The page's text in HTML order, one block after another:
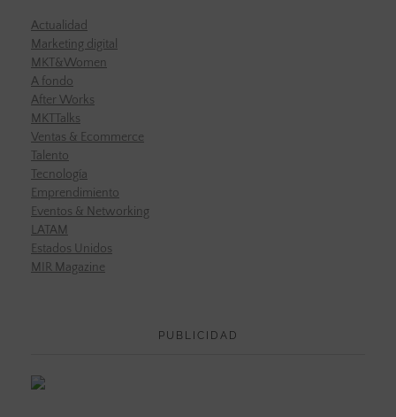
Actualidad
Marketing digital
MKT&Women
A fondo
After Works
MKTTalks
Ventas & Ecommerce
Talento
Tecnología
Emprendimiento
Eventos & Networking
LATAM
Estados Unidos
MIR Magazine
PUBLICIDAD